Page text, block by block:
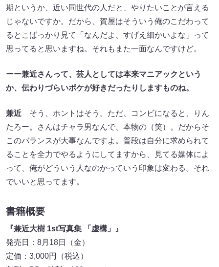
期というか、近い同世代の人だと、やりたいことが言える
じゃないですか。だから、賀屋はそういう俺のこだわって
るとこばっかり見て「なんだよ、すげえ細かいよな」って
思ってると思いますね。それもまた一面なんですけど。
ーー兼近さんって、芸人としては本来マニアックという
か、伝わりづらいボケが好きだったりしますものね。
兼近 そう、ホントはそう。ただ、コンビになると、りん
たろー。さんはチャラ男なんで、本物の（笑）。だからそ
このバランスが大事なんですよ。普段は自分に求められて
ることを全力でやるようにしてますから、見てる媒体によ
って、俺がどういう人なのかっていう印象は変わる。それ
でいいと思ってます。
書籍概要
『兼近⼤樹 1st写真集 「虚構」』
発売⽇：8⽉18⽇（⾦）
定価：3,000円（税込）